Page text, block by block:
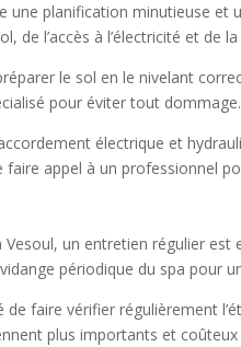
une planification minutieuse
l’accès à l’électricité et de
le sol en le nivelant
pour éviter tout dommage.
électrique et
appel à un professionnel
un entretien régulier
périodique du spa pour
faire vérifier régulièrement
plus importants et